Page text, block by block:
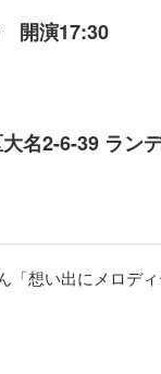
開演17:30
名2-6-39 ラン
「想い出にメロデ